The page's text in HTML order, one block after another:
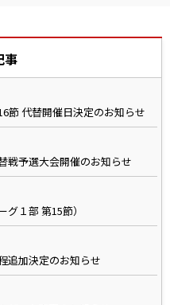
事
節 代替開催日決定のお知らせ
戦予選大会開催のお知らせ
１部 第15節）
追加決定のお知らせ